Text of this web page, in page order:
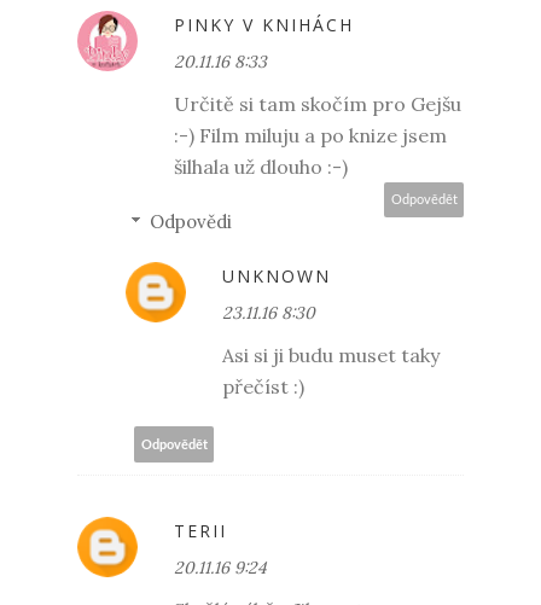
PINKY V KNIHÁCH
20.11.16 8:33
Určitě si tam skočím pro Gejšu
:-) Film miluju a po knize jsem
šilhala už dlouho :-)
Odpovědět
Odpovědi
UNKNOWN
23.11.16 8:30
Asi si ji budu muset taky
přečíst :)
Odpovědět
TERII
20.11.16 9:24